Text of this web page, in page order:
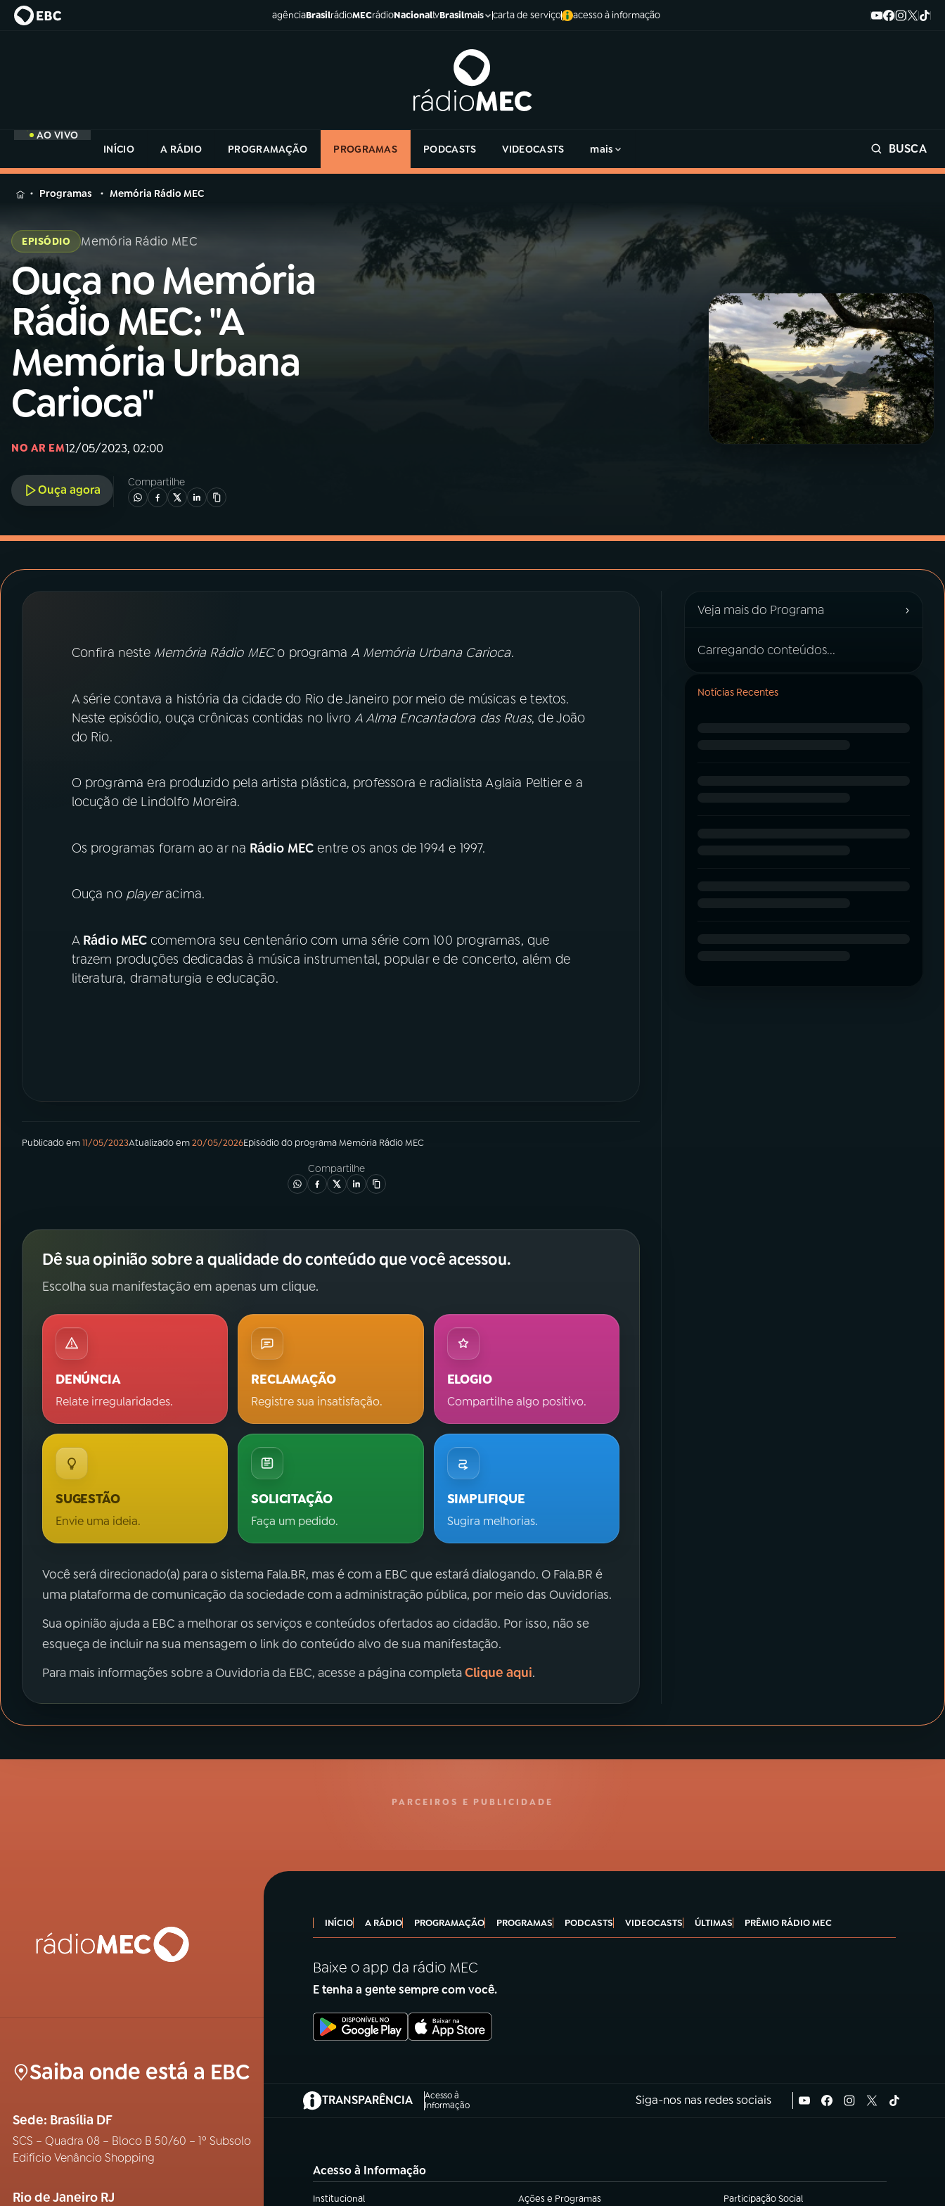
agênciaBrasilrádioMECrádioNacionaltvBrasilmais carta de serviço acesso à informação
AO VIVO
INÍCIO
A RÁDIO PROGRAMAÇÃO PROGRAMAS PODCASTS VIDEOCASTS mais BUSCA
MENU
Buscar
na
Rádio
MEC
Início AO VIVO
01INÍCIO
02A RÁDIO
03PROGRAMAÇÃO
04PROGRAMAS
05PODCASTS
ACOMPANHE A RÁDIO MEC
Instagram X
na
Rádio
MEC
Programas Memória Rádio MEC
EPISÓDIO Memória Rádio MEC
Ouça no Memória
Rádio MEC: "A
Memória Urbana
Carioca"
NO AR EM12/05/2023, 02:00
Ouça agora
Compartilhe
Confira neste Memória Rádio MECo programaA Memória Urbana Carioca.
A série contava a história da cidade do Rio de Janeiro por meio de músicas e textos.
Neste episódio, ouça crônicas contidas no livroA Alma Encantadora das Ruas, de João
do Rio.
O programa era produzido pela artista plástica, professora e radialista Aglaia Peltier e a
locução de Lindolfo Moreira.
Os programas foram ao ar na Rádio MEC entre os anos de 1994 e 1997.
Ouça no playeracima.
A Rádio MEC comemora seu centenário com uma série com 100 programas, que
trazem produções dedicadas à música instrumental, popular e de concerto, além de
literatura, dramaturgia e educação.
Publicado em11/05/2023Atualizado em20/05/2026Episódiodo programa Memória Rádio MEC
Compartilhe
Dê sua opinião sobre a qualidade do conteúdo que você acessou.
Escolha sua manifestação em apenas um clique.
DENÚNCIA
Relate irregularidades.
RECLAMAÇÃO
Registre sua insatisfação.
ELOGIO
Compartilhe algo positivo.
SUGESTÃO
Envie uma ideia.
SOLICITAÇÃO
Faça um pedido.
SIMPLIFIQUE
Sugira melhorias.
Você será direcionado(a) para o sistema Fala.BR, mas é com a EBC que estará dialogando. O Fala.BR é
uma plataforma de comunicação da sociedade com a administração pública, por meio das Ouvidorias.
Sua opinião ajuda a EBC a melhorar os serviços e conteúdos ofertados ao cidadão. Por isso, não se
esqueça de incluir na sua mensagem o link do conteúdo alvo de sua manifestação.
Para mais informações sobre a Ouvidoria da EBC, acesse a página completaClique aqui.
Veja mais do Programa ›
Carregando conteúdos...
Notícias Recentes
PARCEIROS E PUBLICIDADE
Saiba onde está a EBC
Sede: Brasília DF
SCS – Quadra 08 – Bloco B 50/60 – 1º Subsolo
Edifício Venâncio Shopping
Rio de Janeiro RJ
INÍCIO A RÁDIO PROGRAMAÇÃO PROGRAMAS PODCASTS VIDEOCASTS ÚLTIMAS PRÊMIO RÁDIO MEC
Baixe o app da rádio MEC
E tenha a gente sempre com você.
TRANSPARÊNCIA
Acesso à
Informação
(abre em nova aba) Siga-nos nas redes sociais
Acesso à Informação
Institucional
(abre em nova aba) Ações e Programas
(abre em nova aba) Participação Social
(abre em nova aba)